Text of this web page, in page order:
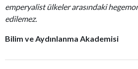
emperyalist ülkeler arasındaki
edilemez.
Bilim ve Aydınlanma Akademisi